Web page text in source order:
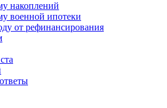
накоплений
военной ипотеки
от рефинансирования